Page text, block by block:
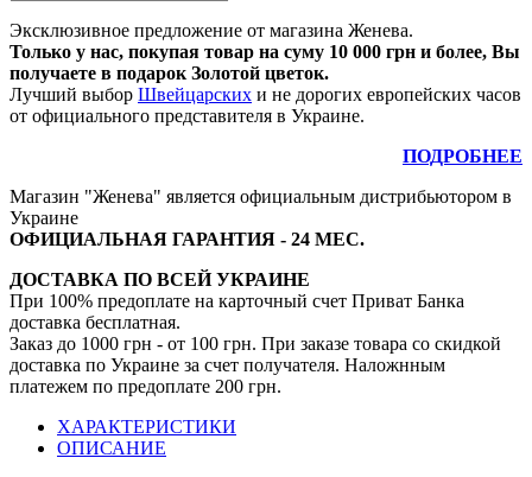
Эксклюзивное предложение от магазина Женева.
Только у нас, покупая товар на суму 10 000 грн и более, Вы
получаете в подарок Золотой цветок.
Лучший выбор Швейцарских и не дорогих европейских часов
от официального представителя в Украине.
ПОДРОБНЕЕ
Магазин "Женева" является официальным дистрибьютором в
Украине
ОФИЦИАЛЬНАЯ ГАРАНТИЯ - 24 МЕС.
ДОСТАВКА ПО ВСЕЙ УКРАИНЕ
При 100% предоплате на карточный счет Приват Банка
доставка бесплатная.
Заказ до 1000 грн - от 100 грн. При заказе товара со скидкой
доставка по Украине за счет получателя. Наложнным
платежем по предоплате 200 грн.
ХАРАКТЕРИСТИКИ
ОПИСАНИЕ